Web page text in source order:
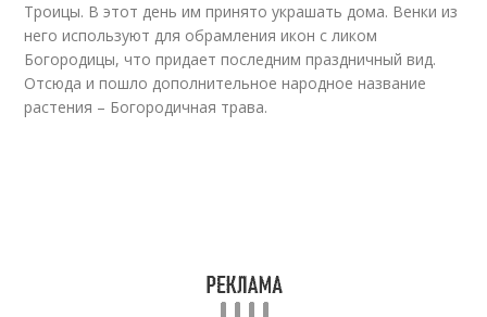
Троицы. В этот день им принято украшать дома. Венки из
него используют для обрамления икон с ликом
Богородицы, что придает последним праздничный вид.
Отсюда и пошло дополнительное народное название
растения – Богородичная трава.